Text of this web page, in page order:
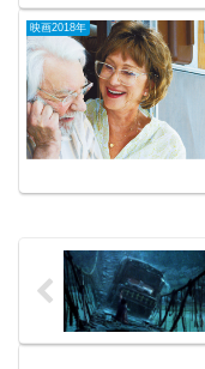
映画2018年